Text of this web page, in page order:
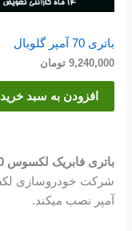
باتری 70 آمپر گلوبال
9,240,000 تومان
افزودن به سبد خرید
باتری فابریک لکسوس ES250 چند آمپر است؟
آمپر نصب میکند.